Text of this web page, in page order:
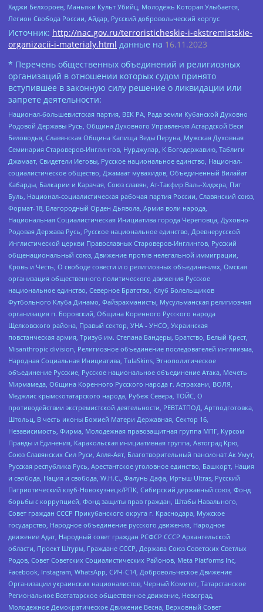
Хаджи Белхороев, Маньяки Культ Убийц, Молодёжь Которая Улыбается,
Легион Свобода России, Айдар, Русский добровольческий корпус
Источник: http://nac.gov.ru/terroristicheskie-i-ekstremistskie-
organizacii-i-materialy.html данные на 16.11.2023
* Перечень общественных объединений и религиозных
организаций в отношении которых судом принято
вступившее в законную силу решение о ликвидации или
запрете деятельности:
Национал-большевистская партия, ВЕК РА, Рада земли Кубанской Духовно
Родовой Державы Русь, Община Духовного Управления Асгардской Веси
Беловодья, Славянская Община Капища Веды Перуна, Мужская Духовная
Семинария Староверов-Инглингов, Нурджулар, К Богодержавию, Таблиги
Джамаат, Свидетели Иеговы, Русское национальное единство, Национал-
социалистическое общество, Джамаат мувахидов, Объединенный Вилайат
Кабарды, Балкарии и Карачая, Союз славян, Ат-Такфир Валь-Хиджра, Пит
Буль, Национал-социалистическая рабочая партия России, Славянский союз,
Формат-18, Благородный Орден Дьявола, Армия воли народа,
Национальная Социалистическая Инициатива города Череповца, Духовно-
Родовая Держава Русь, Русское национальное единство, Древнерусской
Инглистической церкви Православных Староверов-Инглингов, Русский
общенациональный союз, Движение против нелегальной иммиграции,
Кровь и Честь, О свободе совести и о религиозных объединениях, Омская
организация общественного политического движения Русское
национальное единство, Северное Братство, Клуб Болельщиков
Футбольного Клуба Динамо, Файзрахманисты, Мусульманская религиозная
организация п. Боровский, Община Коренного Русского народа
Щелковского района, Правый сектор, УНА - УНСО, Украинская
повстанческая армия, Тризуб им. Степана Бандеры, Братство, Белый Крест,
Misanthropic division, Религиозное объединение последователей инглиизма,
Народная Социальная Инициатива, TulaSkins, Этнополитическое
объединение Русские, Русское национальное объединение Атака, Мечеть
Мирмамеда, Община Коренного Русского народа г. Астрахани, ВОЛЯ,
Меджлис крымскотатарского народа, Рубеж Севера, ТОЙС, О
противодействии экстремистской деятельности, РЕВТАТПОД, Артподготовка,
Штольц, В честь иконы Божией Матери Державная, Сектор 16,
Независимость, Фирма, Молодежная правозащитная группа МПГ, Курсом
Правды и Единения, Каракольская инициативная группа, Автоград Крю,
Союз Славянских Сил Руси, Алля-Аят, Благотворительный пансионат Ак Умут,
Русская республика Русь, Арестантское уголовное единство, Башкорт, Нация
и свобода, Нация и свобода, W.H.С., Фалунь Дафа, Иртыш Ultras, Русский
Патриотический клуб-Новокузнецк/РПК, Сибирский державный союз, Фонд
борьбы с коррупцией, Фонд защиты прав граждан, Штабы Навального,
Совет граждан СССР Прикубанского округа г. Краснодара, Мужское
государство, Народное объединение русского движения, Народное
движение Адат, Народный совет граждан РСФСР СССР Архангельской
области, Проект Штурм, Граждане СССР, Держава Союз Советских Светлых
Родов, Совет Советских Социалистических Районов, Meta Platforms Inc,
Facebook, Instagram, WhatsApp, СИЧ-С14, Добровольческое Движение
Организации украинских националистов, Черный Комитет, Татарстанское
Региональное Всетатарское общественное движение, Невоград,
Молодежное Демократическое Движение Весна, Верховный Совет